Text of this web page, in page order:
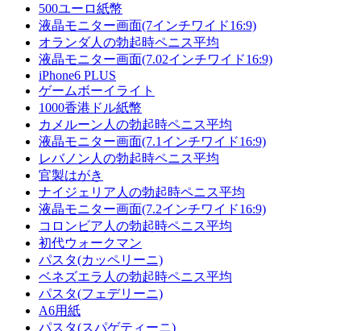
500ユーロ紙幣
液晶モニター画面(7インチワイド16:9)
オランダ人の勃起時ペニス平均
液晶モニター画面(7.02インチワイド16:9)
iPhone6 PLUS
ゲームボーイライト
1000香港ドル紙幣
カメルーン人の勃起時ペニス平均
液晶モニター画面(7.1インチワイド16:9)
レバノン人の勃起時ペニス平均
官製はがき
ナイジェリア人の勃起時ペニス平均
液晶モニター画面(7.2インチワイド16:9)
コロンビア人の勃起時ペニス平均
初代ウォークマン
パスタ(カッペリーニ)
ベネズエラ人の勃起時ペニス平均
パスタ(フェデリーニ)
A6用紙
パスタ(スパゲティーニ)